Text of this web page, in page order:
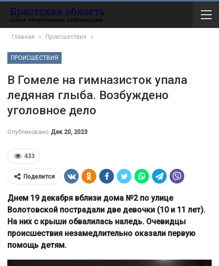
Главная Происшествия
ПРОИСШЕСТВИЯ
В Гомеле на гимназисток упала
ледяная глыба. Возбуждено
уголовное дело
Опубликовано Дек 20, 2023
433
Поделится
Днем 19 декабря вблизи дома №2 по улице
Волотовской пострадали две девочки (10 и 11 лет).
На них с крыши обвалилась наледь. Очевидцы
происшествия незамедлительно оказали первую
помощь детям.